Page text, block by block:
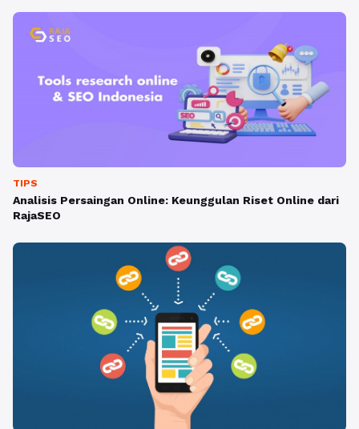
TIPS
Analisis Persaingan Online: Keunggulan Riset Online dari
RajaSEO